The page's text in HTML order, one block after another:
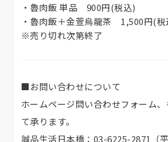
・魯肉飯 単品 900円(税込)
・魯肉飯＋金萱烏龍茶 1,500円(税
※売り切れ次第終了
■お問い合わせについて
ホームページ問い合わせフォーム
て承ります。
誠品生活日本橋：03-6225-2871（